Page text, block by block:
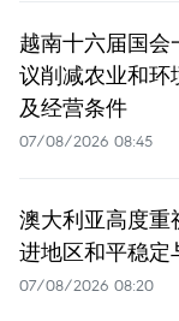
越南十六届国
议削减农业和环
及经营条件
07/08/2026 08:45
澳大利亚高度重
进地区和平稳定
07/08/2026 08:20